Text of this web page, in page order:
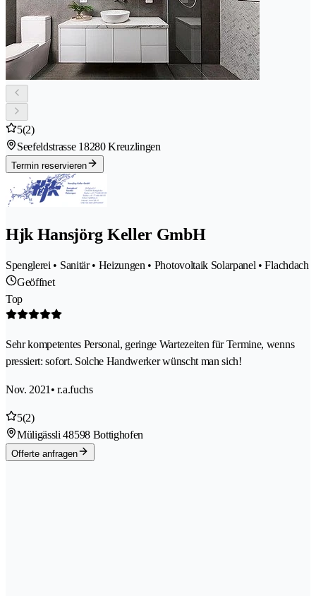
5(2)
Seefeldstrasse 18280 Kreuzlingen
Termin reservieren
Hjk Hansjörg Keller GmbH
Spenglerei • Sanitär • Heizungen • Photovoltaik Solarpanel • Flachdach
Geöffnet
Top
Sehr kompetentes Personal, geringe Wartezeiten für Termine, wenns
pressiert: sofort. Solche Handwerker wünscht man sich!
Nov. 2021 • r.a.fuchs
5(2)
Müligässli 48598 Bottighofen
Offerte anfragen